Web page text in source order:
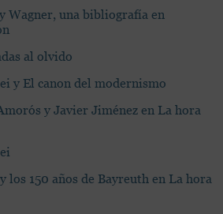
Wagner, una bibliografía en
al olvido
y El canon del modernismo
y Javier Jiménez en La hora
los 150 años de Bayreuth en La hora